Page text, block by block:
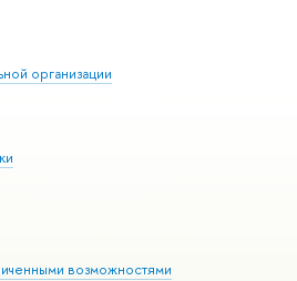
организации
возможностями